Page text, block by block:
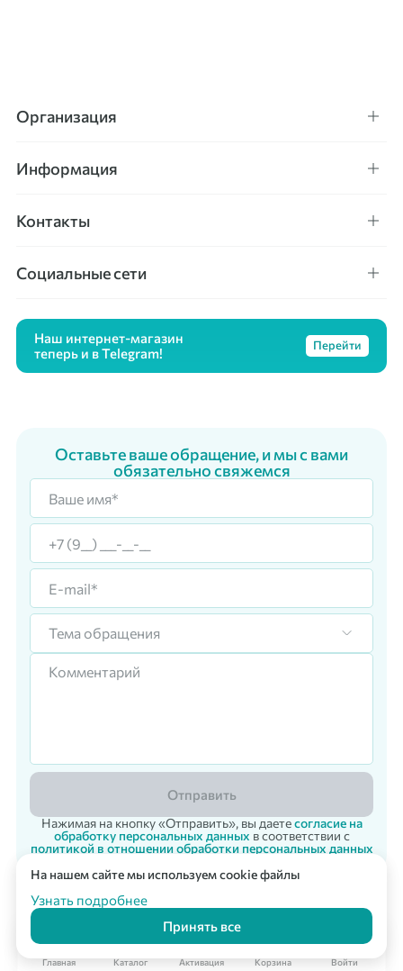
Корпоративный заказ
Главная Каталог Активация Корзина Войти
Организация
Информация
Контакты
Социальные сети
Наш интернет-магазин
теперь и в Telegram!
Перейти
Оставьте ваше обращение, и мы с вами
обязательно свяжемся
Тема обращения
Отправить
Нажимая на кнопку «Отправить», вы даетесогласие на
обработку персональных данных в соответствии с
политикой в отношении обработки персональных данных
На нашем сайте мы используем cookie файлы
Узнать подробнее
Принять все
© 2007 - 2026 «Vpodarok» Радость дарить - радость получать!